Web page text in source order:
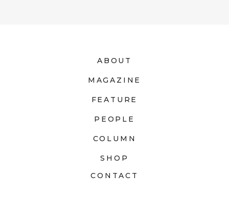
ABOUT
MAGAZINE
FEATURE
PEOPLE
COLUMN
SHOP
CONTACT